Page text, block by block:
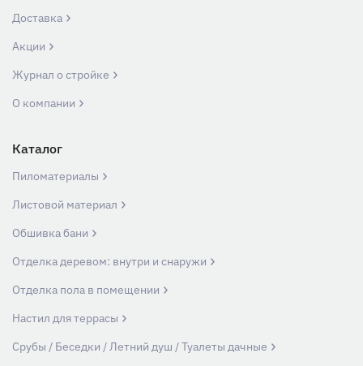
Доставка
Акции
Журнал о стройке
О компании
Каталог
Пиломатериалы
Листовой материал
Обшивка бани
Отделка деревом: внутри и снаружи
Отделка пола в помещении
Настил для террасы
Срубы / Беседки / Летний душ / Туалеты дачные